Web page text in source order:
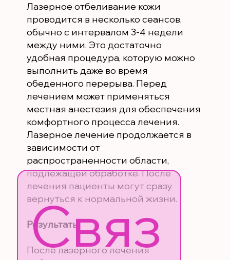
Лазерное отбеливание кожи
проводится в несколько сеансов,
обычно с интервалом 3-4 недели
между ними. Это достаточно
удобная процедура, которую можно
выполнить даже во время
обеденного перерыва. Перед
лечением может применяться
местная анестезия для обеспечения
комфортного процесса лечения.
Лазерное лечение продолжается в
зависимости от
распространенности области,
подлежащей обработке. После
лечения пациенты могут сразу
вернуться к нормальной жизни.
Результаты
После лазерного лечения
Связ